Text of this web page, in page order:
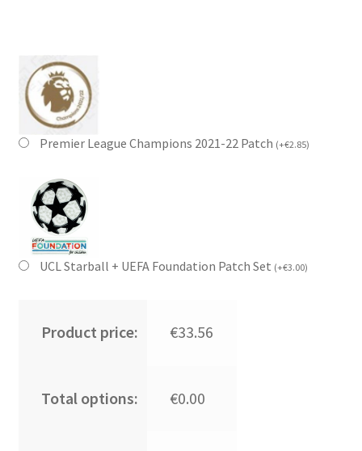
Premier League Champions 2021-22 Patch (+€2.85)
UCL Starball + UEFA Foundation Patch Set (+€3.00)
Product price: €33.56
Total options: €0.00